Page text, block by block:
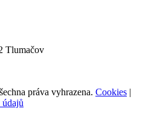
Tlumačov
práva vyhrazena. Cookies |
údajů